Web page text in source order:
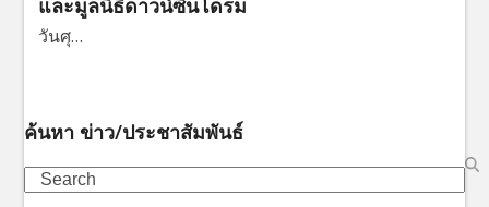
และมูลนิธิดาวน์ซินโดรม
วันศุ…
ค้นหา ข่าว/ประชาสัมพันธ์
Search